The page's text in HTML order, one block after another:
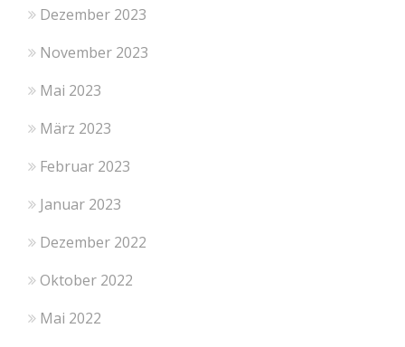
Dezember 2023
November 2023
Mai 2023
März 2023
Februar 2023
Januar 2023
Dezember 2022
Oktober 2022
Mai 2022